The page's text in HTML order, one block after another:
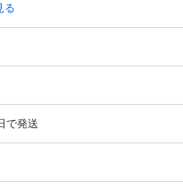
る
で発送